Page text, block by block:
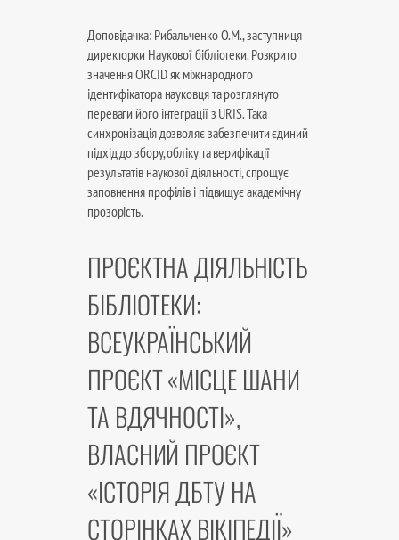
Доповідачка: Рибальченко О.М., заступниця
директорки Наукової бібліотеки. Розкрито
значення ORCID як міжнародного
ідентифікатора науковця та розглянуто
переваги його інтеграції з URIS. Така
синхронізація дозволяє забезпечити єдиний
підхід до збору, обліку та верифікації
результатів наукової діяльності, спрощує
заповнення профілів і підвищує академічну
прозорість.
ПРОЄКТНА ДІЯЛЬНІСТЬ
БІБЛІОТЕКИ:
ВСЕУКРАЇНСЬКИЙ
ПРОЄКТ «МІСЦЕ ШАНИ
ТА ВДЯЧНОСТІ»,
ВЛАСНИЙ ПРОЄКТ
«ІСТОРІЯ ДБТУ НА
СТОРІНКАХ ВІКІПЕДІЇ»